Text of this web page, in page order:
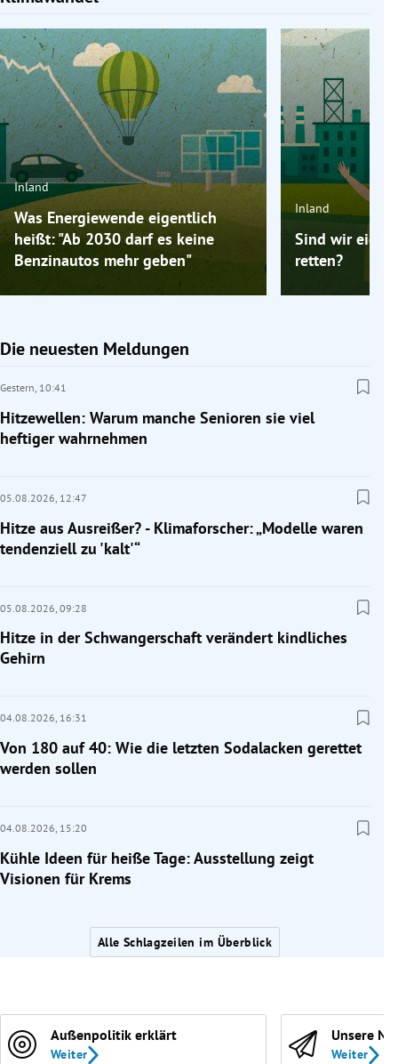
Inland
Was Energiewende eigentlich
heißt: "Ab 2030 darf es keine
Benzinautos mehr geben"
Inland
Sind wir
retten?
Die neuesten Meldungen
Gestern, 10:41
Hitzewellen: Warum manche Senioren sie viel
heftiger wahrnehmen
05.08.2026, 12:47
Hitze aus Ausreißer? - Klimaforscher: „Modelle waren
tendenziell zu 'kalt'“
05.08.2026, 09:28
Hitze in der Schwangerschaft verändert kindliches
Gehirn
04.08.2026, 16:31
Von 180 auf 40: Wie die letzten Sodalacken gerettet
werden sollen
04.08.2026, 15:20
Kühle Ideen für heiße Tage: Ausstellung zeigt
Visionen für Krems
Alle Schlagzeilen im Überblick
Außenpolitik erklärt
Weiter
Unsere
Weiter